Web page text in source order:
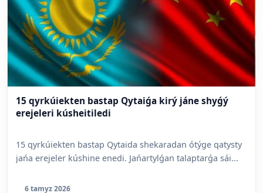
15 qyrkúiekten bastap Qytaiǵa kirý jáne shyǵý
erejeleri kúsheitiledi
15 qyrkúiekten bastap Qytaida shekaradan ótýge qatysty
jańa erejeler kúshine enedi. Jańartylǵan talaptarǵa sái...
6 tamyz 2026